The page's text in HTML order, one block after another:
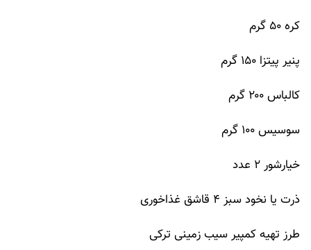
کره ۵۰ گرم
پنیر پیتزا ۱۵۰ گرم
کالباس ۲۰۰ گرم
سوسیس ۱۰۰ گرم
خیارشور ۲ عدد
ذرت یا نخود سبز ۴ قاشق غذاخوری
طرز تهیه کمپیر سیب زمینی ترکی